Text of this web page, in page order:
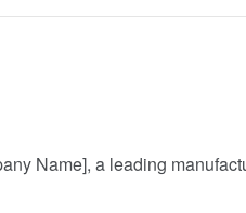
Name], a leading